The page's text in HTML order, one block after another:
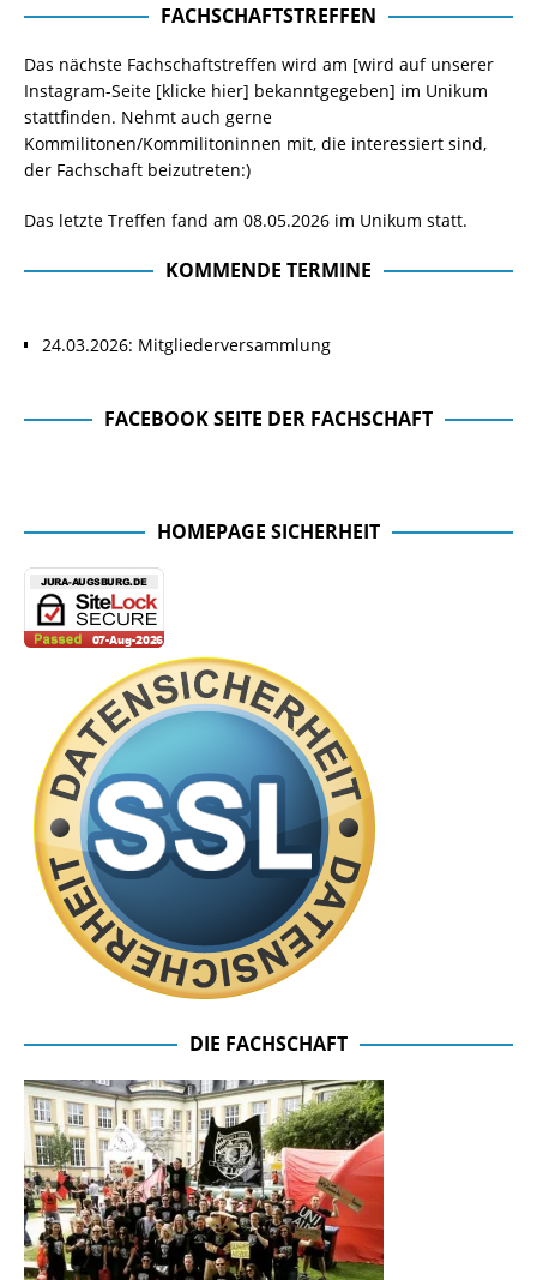
FACHSCHAFTSTREFFEN
Das nächste Fachschaftstreffen wird am [wird auf unserer
Instagram-Seite [klicke hier] bekanntgegeben] im Unikum
stattfinden. Nehmt auch gerne
Kommilitonen/Kommilitoninnen mit, die interessiert sind,
der Fachschaft beizutreten:)
Das letzte Treffen fand am 08.05.2026 im Unikum statt.
KOMMENDE TERMINE
24.03.2026: Mitgliederversammlung
FACEBOOK SEITE DER FACHSCHAFT
HOMEPAGE SICHERHEIT
DIE FACHSCHAFT